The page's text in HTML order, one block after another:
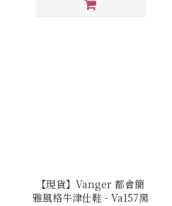
【現貨】Vanger 都會簡
雅風格牛津仕鞋 - Va157黑